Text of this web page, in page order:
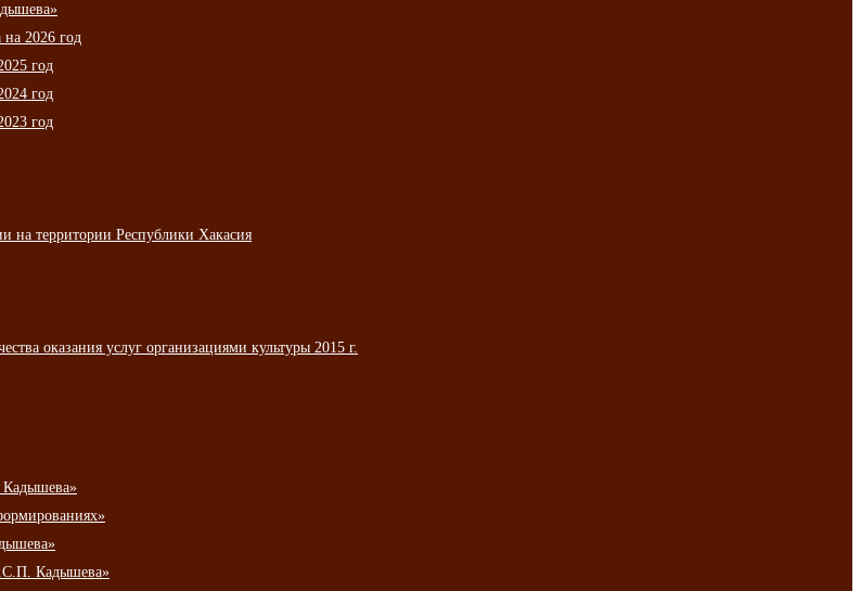
2026 год
год
год
год
на территории Республики Хакасия
оказания услуг организациями культуры 2015 г.
Кадышева»